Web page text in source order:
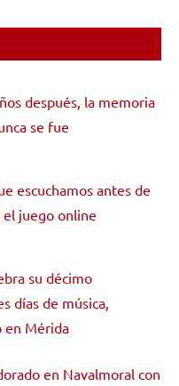
después, la memoria
se fue
escuchamos antes de
juego online
su décimo
días de música,
en Mérida
en Navalmoral con